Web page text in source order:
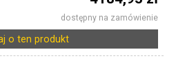
dostępny na zamówienie
o ten produkt